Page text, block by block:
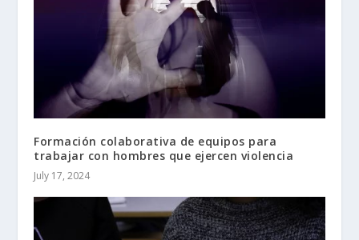
Formación colaborativa de equipos para
trabajar con hombres que ejercen violencia
July 17, 2024